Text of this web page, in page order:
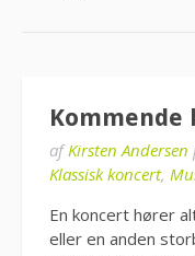
afKirsten Andersen
Klassisk koncert,
En koncert hører
eller en anden